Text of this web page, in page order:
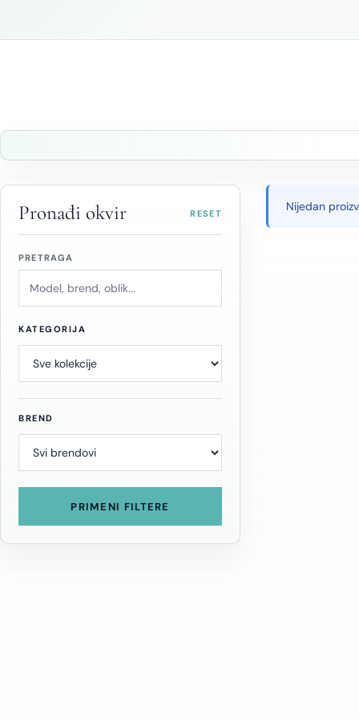
Pronađi okvir RESET
PRETRAGA
KATEGORIJA
BREND
PRIMENI FILTERE
Nijedan